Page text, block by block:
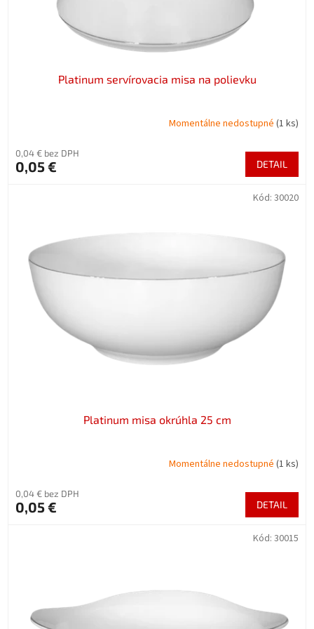
Platinum servírovacia misa na polievku
Momentálne nedostupné (1 ks)
0,04 € bez DPH
0,05 € DETAIL
Platinum misa okrúhla 25 cm
Momentálne nedostupné (1 ks)
0,04 € bez DPH
0,05 € DETAIL
Kód: 30020
Kód: 30015